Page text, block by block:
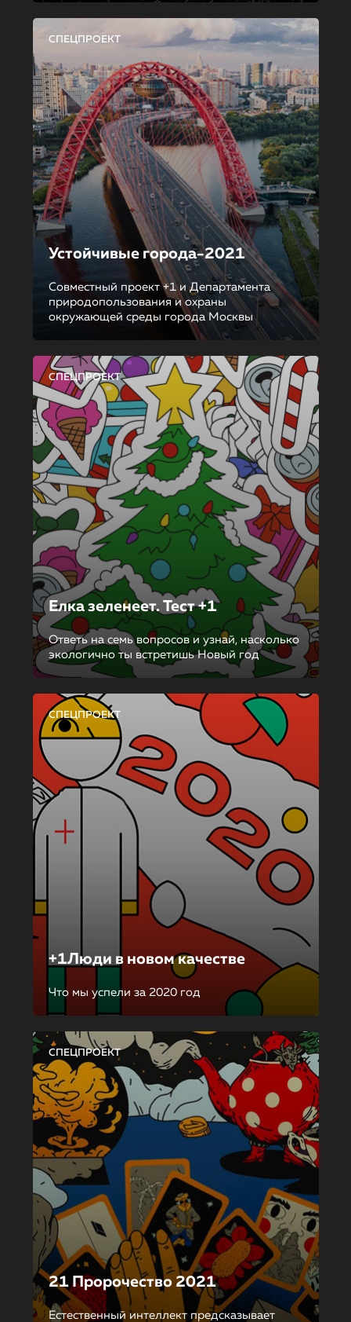
СПЕЦПРОЕКТ
Устойчивые города-2021
Совместный проект +1 и Департамента
природопользования и охраны
окружающей среды города Москвы
СПЕЦПРОЕКТ
Елка зеленеет. Тест +1
Ответь на семь вопросов и узнай, насколько
экологично ты встретишь Новый год
СПЕЦПРОЕКТ
+1Люди в новом качестве
Что мы успели за 2020 год
СПЕЦПРОЕКТ
21 Пророчество 2021
Естественный интеллект предсказывает